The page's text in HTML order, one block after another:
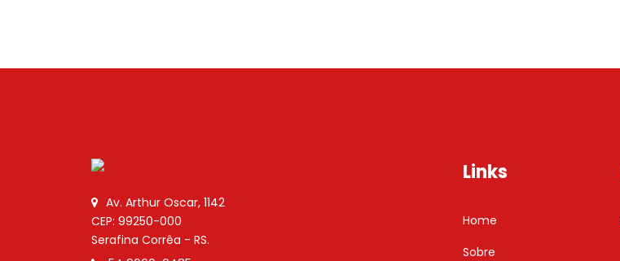
Av. Arthur Oscar, 1142
CEP: 99250-000
Serafina Corrêa - RS.
Links
Home
Sobre